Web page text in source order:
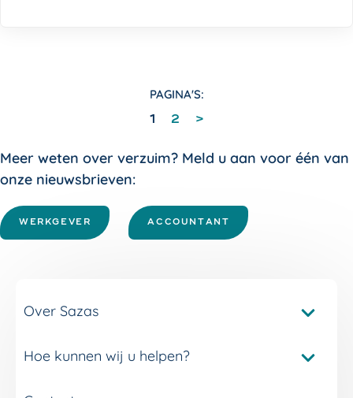
PAGINA'S:
1 2 >
Meer weten over verzuim? Meld u aan voor één van
onze nieuwsbrieven:
WERKGEVER ACCOUNTANT
Over Sazas
Pakketvergelijker Sazas
Hoe kunnen wij u helpen?